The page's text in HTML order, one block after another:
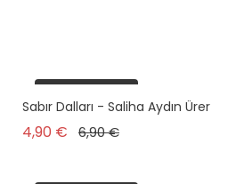
plus en stock
Sabır Dalları - Saliha Aydın Ürer
4,90 € Prix de base
6,90 €Prix